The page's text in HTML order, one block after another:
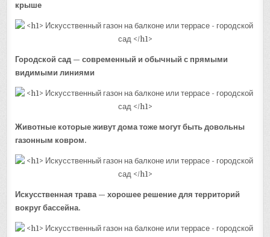
крыше
Городской сад — современный и обычный с прямыми
видимыми линиями
Животные которые живут дома тоже могут быть довольны
газонным ковром.
Искусственная трава — хорошее решение для территорий
вокруг бассейна.